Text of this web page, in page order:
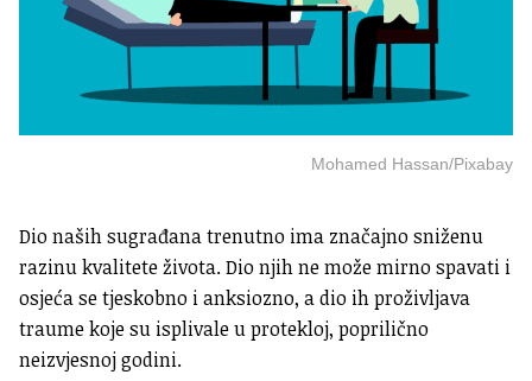
Mohamed Hassan/Pixabay
Dio naših sugrađana trenutno ima značajno sniženu
razinu kvalitete života. Dio njih ne može mirno spavati i
osjeća se tjeskobno i anksiozno, a dio ih proživljava
traume koje su isplivale u protekloj, poprilično
neizvjesnoj godini.